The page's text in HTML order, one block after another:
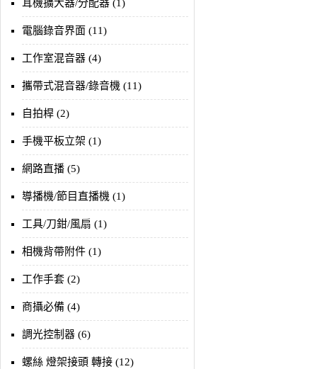
耳機擴大器/分配器 (1)
電腦錄音界面 (11)
工作室混音器 (4)
攜帶式混音器/錄音機 (11)
自拍桿 (2)
手機平板立架 (1)
網路直播 (5)
導播機/節目直播機 (1)
工具/刀鉗/風扇 (1)
相機背帶附件 (1)
工作手套 (2)
商攝必備 (4)
調光控制器 (6)
螺絲 燈架接頭 轉接 (12)